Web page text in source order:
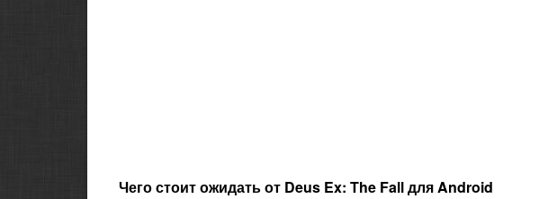
Чего стоит ожидать от Deus Ex: The Fall для Android